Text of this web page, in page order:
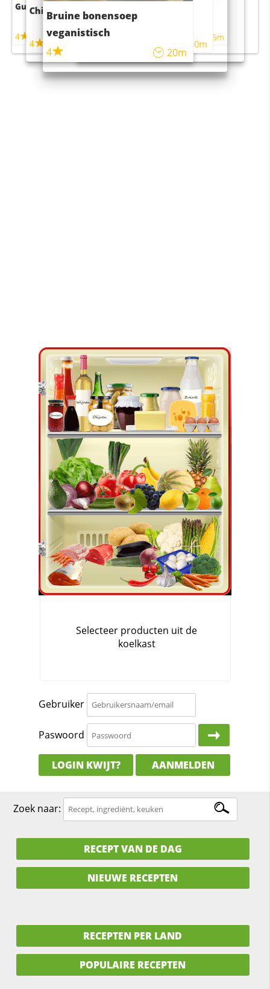
Gebruiker
Paswoord
LOGIN KWIJT? AANMELDEN
Guacamole
4
Chili con carne
4 45m
Bruine bonensoep
veganistisch
4
20m
Sushi rijstsalade
maaltijdsalade
40m
4 55m
Zoek naar:
RECEPT VAN DE DAG
NIEUWE RECEPTEN
RECEPTEN PER LAND
POPULAIRE RECEPTEN